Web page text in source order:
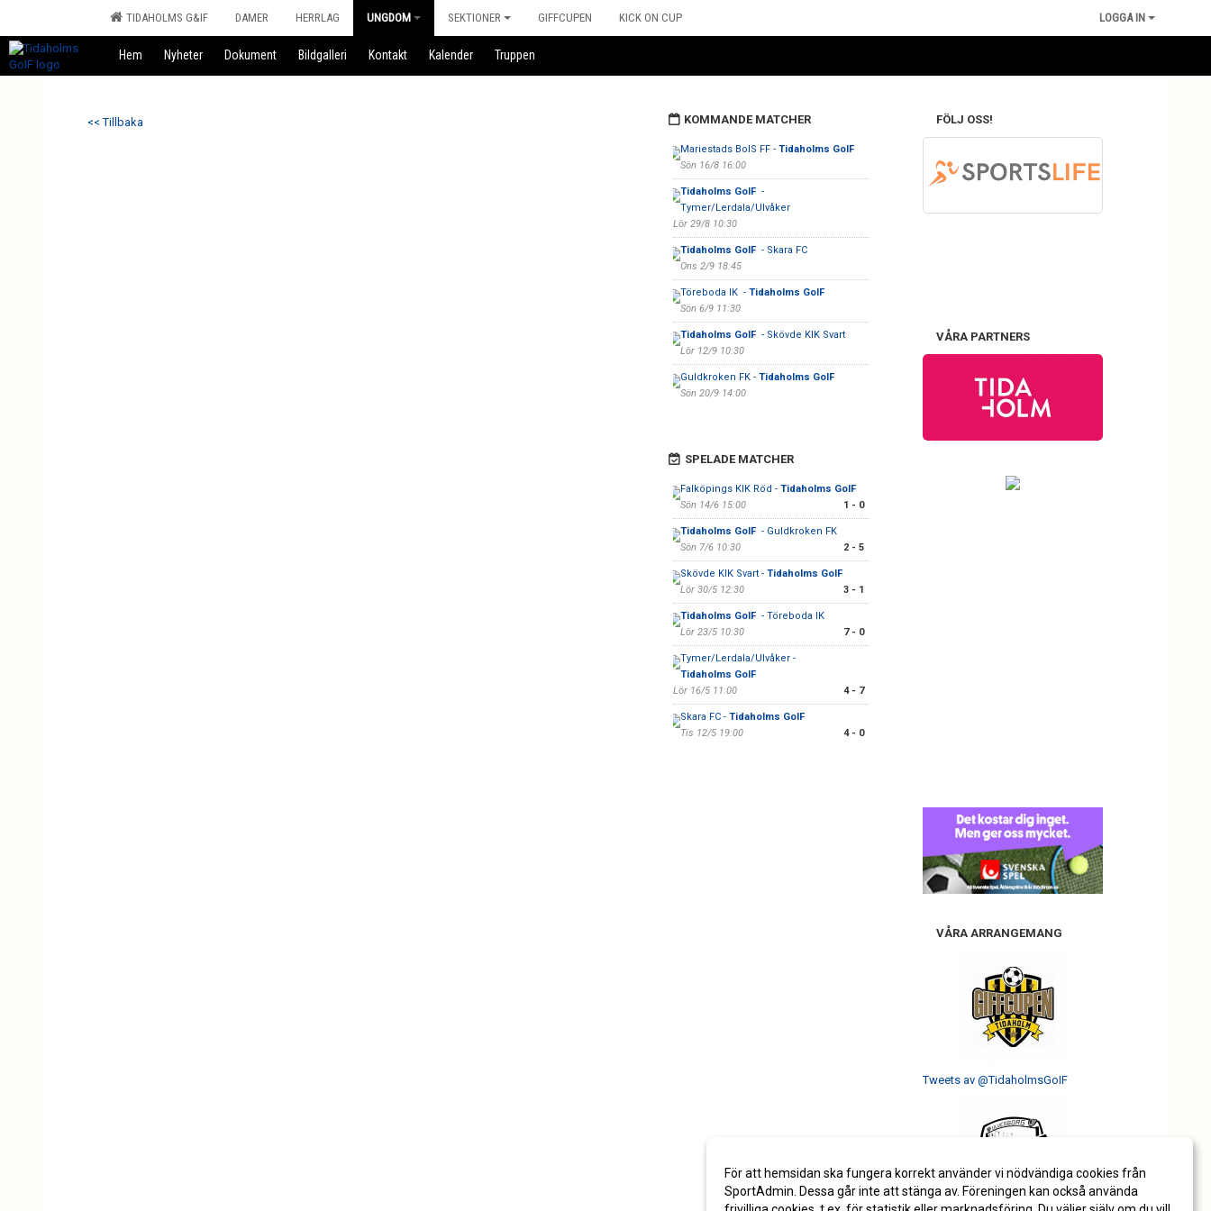
TIDAHOLMS G&IF DAMER HERRLAG UNGDOM SEKTIONER GIFFCUPEN KICK ON CUP LOGGA IN
Hem Nyheter Dokument Bildgalleri Kontakt Kalender Truppen
<< Tillbaka KOMMANDE MATCHER
Mariestads BoIS FF - Tidaholms GoIF
Sön 16/8 16:00
Tidaholms GoIF -
Tymer/Lerdala/Ulvåker
Lör 29/8 10:30
Tidaholms GoIF - Skara FC
Ons 2/9 18:45
Töreboda IK - Tidaholms GoIF
Sön 6/9 11:30
Tidaholms GoIF - Skövde KIK Svart
Lör 12/9 10:30
Guldkroken FK - Tidaholms GoIF
Sön 20/9 14:00
SPELADE MATCHER
Falköpings KIK Röd - Tidaholms GoIF
Sön 14/6 15:00
1 - 0
Tidaholms GoIF - Guldkroken FK
Sön 7/6 10:30
2 - 5
Skövde KIK Svart - Tidaholms GoIF
Lör 30/5 12:30
3 - 1
Tidaholms GoIF - Töreboda IK
Lör 23/5 10:30
7 - 0
Tymer/Lerdala/Ulvåker -
Tidaholms GoIF
Lör 16/5 11:00
4 - 7
Skara FC - Tidaholms GoIF
Tis 12/5 19:00
4 - 0
FÖLJ OSS!
VÅRA PARTNERS
VÅRA ARRANGEMANG
Tweets av @TidaholmsGoIF
För att hemsidan ska fungera korrekt använder vi nödvändiga cookies från
SportAdmin. Dessa går inte att stänga av. Föreningen kan också använda